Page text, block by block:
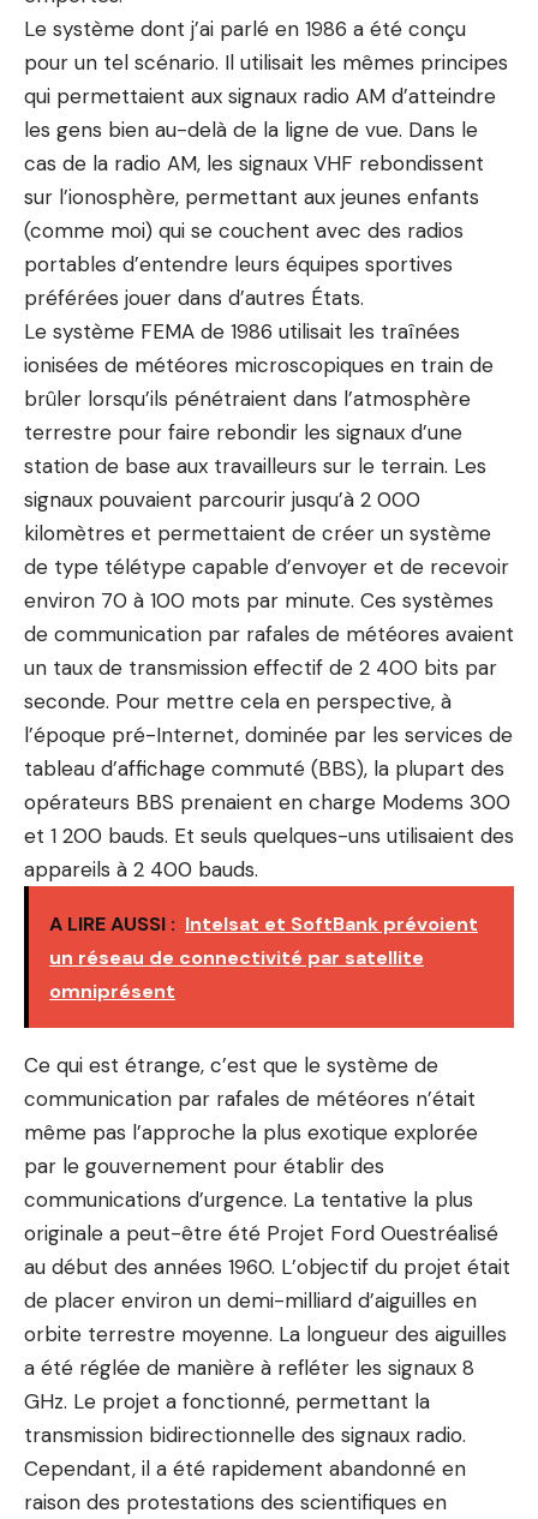
Le système dont j’ai parlé en 1986 a été conçu
pour un tel scénario. Il utilisait les mêmes principes
qui permettaient aux signaux radio AM d’atteindre
les gens bien au-delà de la ligne de vue. Dans le
cas de la radio AM, les signaux VHF rebondissent
sur l’ionosphère, permettant aux jeunes enfants
(comme moi) qui se couchent avec des radios
portables d’entendre leurs équipes sportives
préférées jouer dans d’autres États.
Le système FEMA de 1986 utilisait les traînées
ionisées de météores microscopiques en train de
brûler lorsqu’ils pénétraient dans l’atmosphère
terrestre pour faire rebondir les signaux d’une
station de base aux travailleurs sur le terrain. Les
signaux pouvaient parcourir jusqu’à 2 000
kilomètres et permettaient de créer un système
de type télétype capable d’envoyer et de recevoir
environ 70 à 100 mots par minute. Ces systèmes
de communication par rafales de météores avaient
un taux de transmission effectif de 2 400 bits par
seconde. Pour mettre cela en perspective, à
l’époque pré-Internet, dominée par les services de
tableau d’affichage commuté (BBS), la plupart des
opérateurs BBS prenaient en charge Modems 300
et 1 200 bauds. Et seuls quelques-uns utilisaient des
appareils à 2 400 bauds.
A LIRE AUSSI : Intelsat et SoftBank prévoient
un réseau de connectivité par satellite
omniprésent
Ce qui est étrange, c’est que le système de
communication par rafales de météores n’était
même pas l’approche la plus exotique explorée
par le gouvernement pour établir des
communications d’urgence. La tentative la plus
originale a peut-être été Projet Ford Ouestréalisé
au début des années 1960. L’objectif du projet était
de placer environ un demi-milliard d’aiguilles en
orbite terrestre moyenne. La longueur des aiguilles
a été réglée de manière à refléter les signaux 8
GHz. Le projet a fonctionné, permettant la
transmission bidirectionnelle des signaux radio.
Cependant, il a été rapidement abandonné en
raison des protestations des scientifiques en